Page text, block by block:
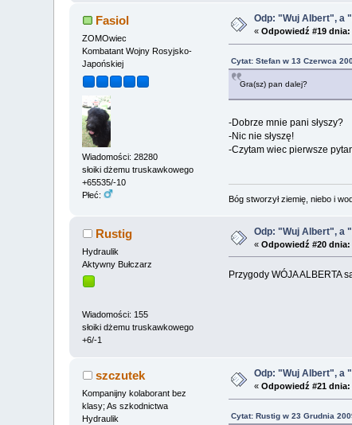
Fasiol
ZOMOwiec
Kombatant Wojny Rosyjsko-
Japońskiej
Wiadomości: 28280
słoiki dżemu truskawkowego
+65535/-10
Płeć:
Odp: "Wuj Albert", a
«Odpowiedź #19 dnia:
Cytat: Stefan w 13 Czerwca
Gra(sz) pan dalej?
-Dobrze mnie pani słyszy?
-Nic nie słyszę!
-Czytam wiec pierwsze
Bóg stworzył ziemię, niebo i
Rustig
Hydraulik
Aktywny Bułczarz
Wiadomości: 155
słoiki dżemu truskawkowego
+6/-1
Odp: "Wuj Albert", a
«Odpowiedź #20 dnia:
Przygody WÓJA ALBERTA
szczutek
Kompanijny kolaborant bez
klasy; As szkodnictwa
Hydraulik
Odp: "Wuj Albert", a
«Odpowiedź #21 dnia:
Cytat: Rustig w 23 Grudnia